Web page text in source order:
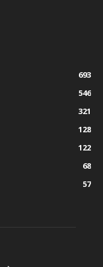
693
546
321
128
122
68
57